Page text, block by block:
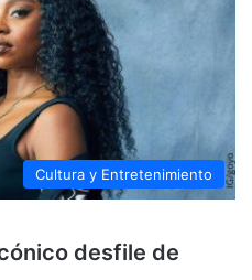
Cultura y Entretenimiento
desfile de